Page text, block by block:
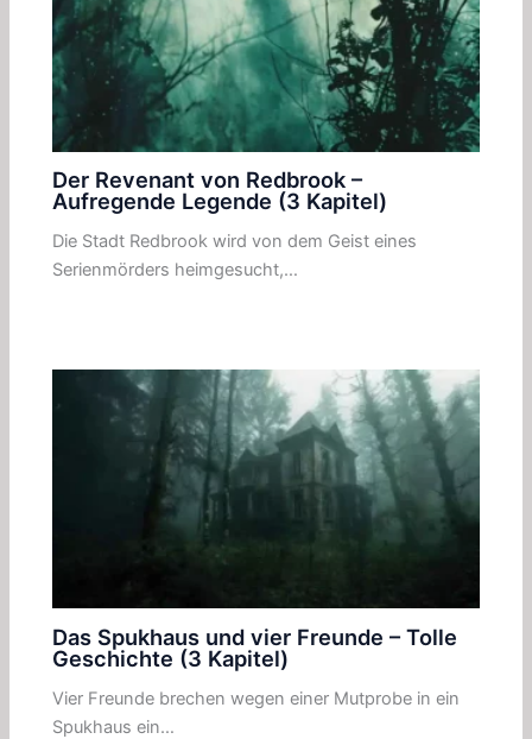
Der Revenant von Redbrook –
Aufregende Legende (3 Kapitel)
Die Stadt Redbrook wird von dem Geist eines
Serienmörders heimgesucht,…
Das Spukhaus und vier Freunde – Tolle
Geschichte (3 Kapitel)
Vier Freunde brechen wegen einer Mutprobe in ein
Spukhaus ein…